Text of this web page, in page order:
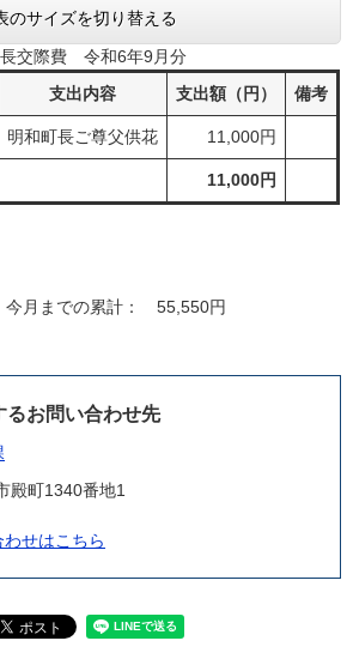
のサイズを切り替える
交際費 令和6年9月分
支出内容 支出額（円） 備考
明和町長ご尊父供花 11,000円
11,000円
月までの累計： 55,550円
るお問い合わせ先
殿町1340番地1
せはこちら